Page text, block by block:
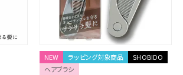
NEW ラッピング対象商品
SHOBIDO
ヘアブラシ